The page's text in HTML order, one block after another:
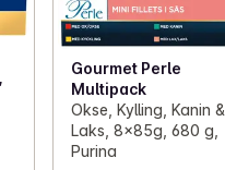
Gourmet Perle
Multipack
Okse, Kylling, Kanin &
Laks, 8x85g, 680 g,
Purina